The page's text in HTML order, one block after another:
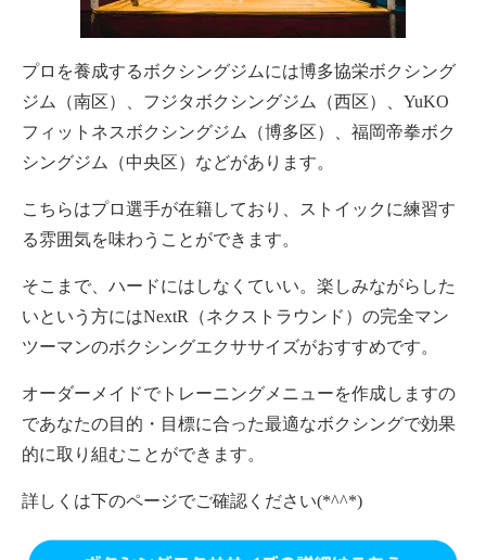
プロを養成するボクシングジムには博多協栄ボクシング
ジム（南区）、フジタボクシングジム（西区）、YuKO
フィットネスボクシングジム（博多区）、福岡帝拳ボク
シングジム（中央区）などがあります。
こちらはプロ選手が在籍しており、ストイックに練習す
る雰囲気を味わうことができます。
そこまで、ハードにはしなくていい。楽しみながらした
いという方にはNextR（ネクストラウンド）の完全マン
ツーマンのボクシングエクササイズがおすすめです。
オーダーメイドでトレーニングメニューを作成しますの
であなたの目的・目標に合った最適なボクシングで効果
的に取り組むことができます。
詳しくは下のページでご確認ください(*^^*)